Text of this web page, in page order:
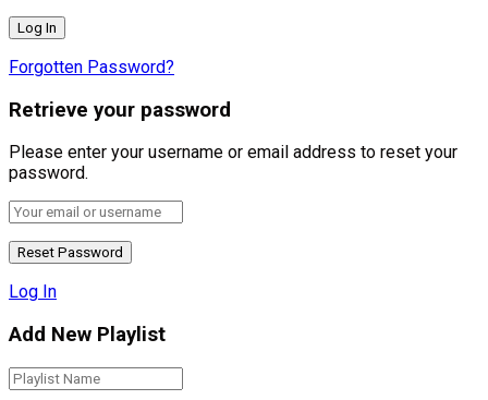
Forgotten Password?
Retrieve your password
Please enter your username or email address to reset your
password.
Log In
Add New Playlist